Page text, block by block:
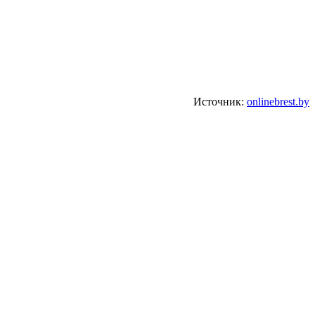
Источник: onlinebrest.by